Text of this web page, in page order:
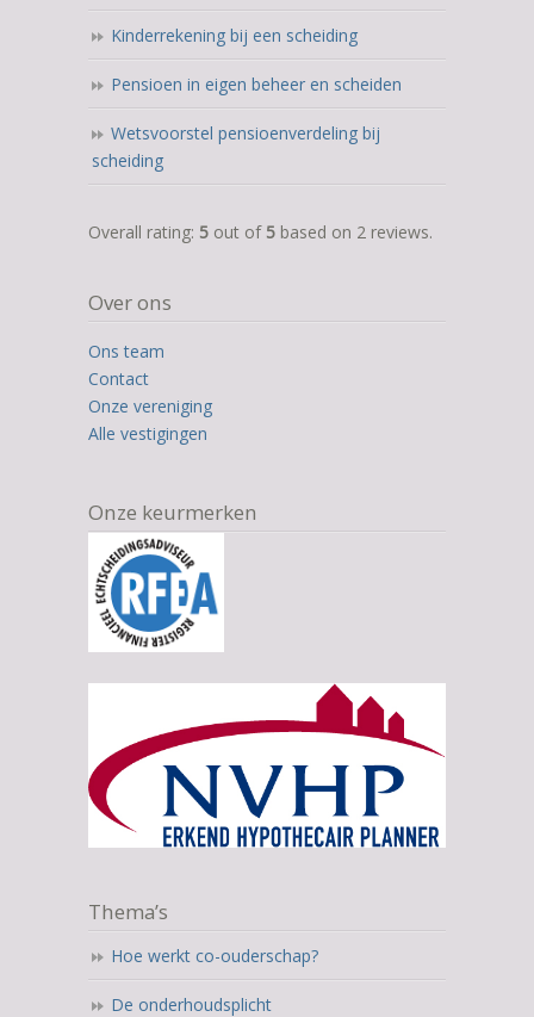
Kinderrekening bij een scheiding
Pensioen in eigen beheer en scheiden
Wetsvoorstel pensioenverdeling bij
scheiding
5,0
on
12.345
ratings
Overall rating: 5 out of 5 based on 2 reviews.
Over ons
Ons team
Contact
Onze vereniging
Alle vestigingen
Onze keurmerken
Thema’s
Hoe werkt co-ouderschap?
De onderhoudsplicht